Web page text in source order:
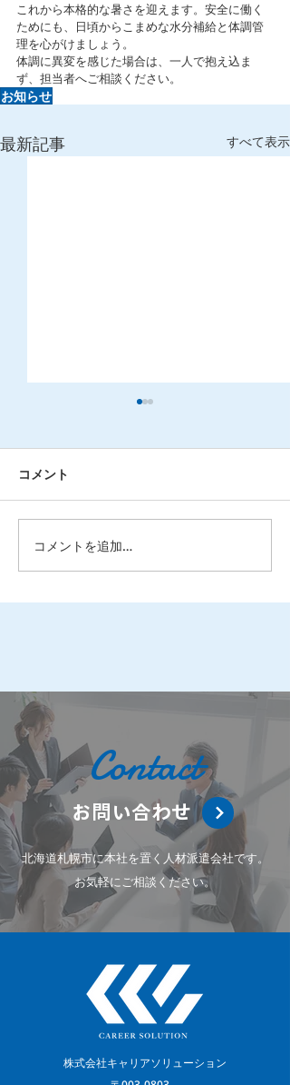
これから本格的な暑さを迎えます。安全に働く
ためにも、日頃からこまめな水分補給と体調管
理を心がけましょう。
体調に異変を感じた場合は、一人で抱え込ま
ず、担当者へご相談ください。
お知らせ
最新記事 すべて表示
北海道で派遣会社を選ぶ
ポイントとは？失敗しな
コメント
コメントを追加…
Contact
お問い合わせ
北海道札幌市に本社を置く人材派遣会社です。
お気軽にご相談ください。
株式会社キャリアソリューション